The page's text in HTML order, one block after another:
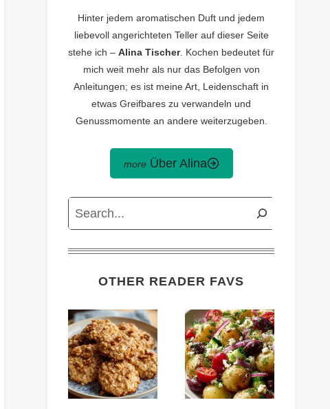
Hinter jedem aromatischen Duft und jedem
liebevoll angerichteten Teller auf dieser Seite
stehe ich – Alina Tischer. Kochen bedeutet für
mich weit mehr als nur das Befolgen von
Anleitungen; es ist meine Art, Leidenschaft in
etwas Greifbares zu verwandeln und
Genussmomente an andere weiterzugeben.
Über Alina
Search
OTHER READER FAVS